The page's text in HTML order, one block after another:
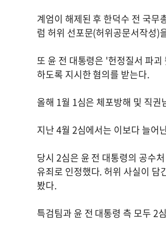
계엄이 해제된 후 한덕수 전 국무
럼 허위 선포문(허위공문서작성)
또 윤 전 대통령은 '헌정질서 파
하도록 지시한 혐의를 받는다.
올해 1월 1심은 체포방해 및 직
지난 4월 2심에서는 이보다 늘어
당시 2심은 윤 전 대통령의 공수
유죄로 인정했다. 허위 사실이 담
봤다.
특검팀과 윤 전 대통령 측 모두 2